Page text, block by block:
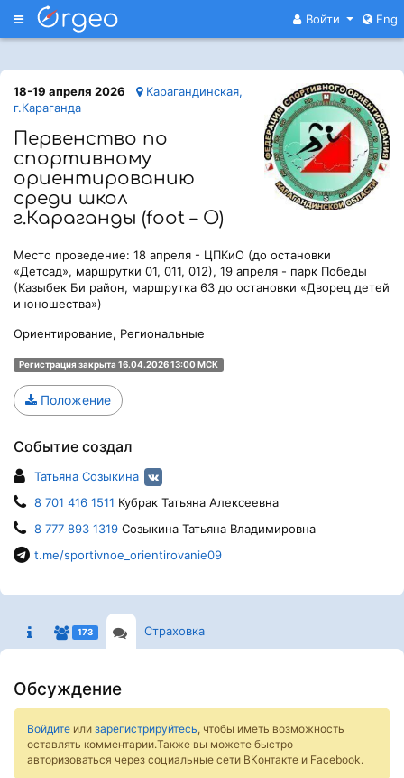
Меню Войти Eng
18-19 апреля 2026
Карагандинская,
г.Караганда
Первенство по
спортивному
ориентированию
среди школ
г.Караганды (foot – O)
Место проведение: 18 апреля - ЦПКиО (до остановки
«Детсад», маршрутки 01, 011, 012), 19 апреля - парк Победы
(Казыбек Би район, маршрутка 63 до остановки «Дворец детей
и юношества»)
Ориентирование, Региональные
Регистрация закрыта 16.04.2026 13:00 МСК
Положение
Событие создал
Татьяна Созыкина
8 701 416 1511 Кубрак Татьяна Алексеевна
8 777 893 1319 Созыкина Татьяна Владимировна
t.me/sportivnoe_orientirovanie09
173 Страховка
Обсуждение
Войдите или зарегистрируйтесь, чтобы иметь возможность
оставлять комментарии.Также вы можете быстро
авторизоваться через социальные сети ВКонтакте и Facebook.